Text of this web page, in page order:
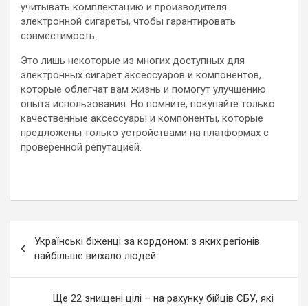
учитывать комплектацию и производителя
электронной сигареты, чтобы гарантировать
совместимость.
Это лишь некоторые из многих доступных для
электронных сигарет аксессуаров и компонентов,
которые облегчат вам жизнь и помогут улучшению
опыта использования. Но помните, покупайте только
качественные аксессуары и компоненты, которые
предложены только устройствами на платформах с
проверенной репутацией.
по
записям
Українські біженці за кордоном: з яких регіонів
найбільше виїхало людей
Ще 22 знищені цілі – на рахунку бійців СБУ, які